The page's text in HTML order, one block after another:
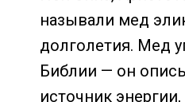
называли мед
долголетия. Мед
Библии — он
источник